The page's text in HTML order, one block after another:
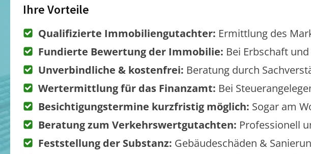
Ihre Vorteile
Qualifizierte Immobiliengutachter: Ermittlung des
Fundierte Bewertung der Immobilie: Bei Erbschaft
Unverbindliche & kostenfrei: Beratung durch
Wertermittlung für das Finanzamt: Bei
Besichtigungstermine kurzfristig möglich: Sogar am
Beratung zum Verkehrswertgutachten: Professionell
Feststellung der Substanz: Gebäudeschäden &